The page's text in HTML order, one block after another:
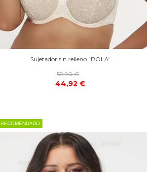
Sujetador sin relleno "POLA"
59,90 €
44,92 €
RECOMENDADO